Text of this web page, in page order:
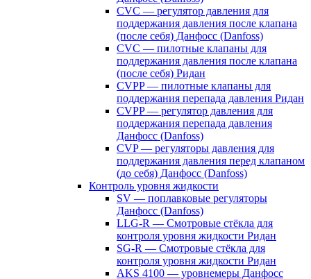
CVС — регулятор давления для
поддержания давления после клапана
(после себя) Данфосс (Danfoss)
CVС — пилотные клапаны для
поддержания давления после клапана
(после себя) Ридан
CVPP — пилотные клапаны для
поддержания перепада давления Ридан
CVPP — регулятор давления для
поддержания перепада давления
Данфосс (Danfoss)
CVP — регуляторы давления для
поддержания давления перед клапаном
(до себя) Данфосс (Danfoss)
Контроль уровня жидкости
SV — поплавковые регуляторы
Данфосс (Danfoss)
LLG-R — Смотровые стёкла для
контроля уровня жидкости Ридан
SG-R — Смотровые стёкла для
контроля уровня жидкости Ридан
AKS 4100 — уровнемеры Данфосс